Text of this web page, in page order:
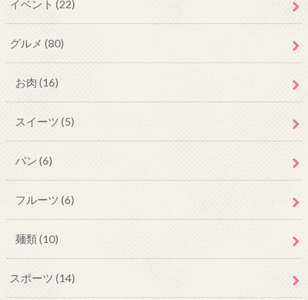
イベント (22)
グルメ (80)
お肉 (16)
スイーツ (5)
パン (6)
フルーツ (6)
麺類(10)
スポーツ (14)